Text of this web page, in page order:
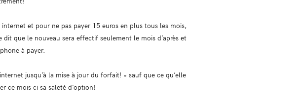
et pour ne pas payer 15 euros en plus tous les mois,
que le nouveau sera effectif seulement le mois d’après et
à payer.
jusqu’à la mise à jour du forfait! » sauf que ce qu’elle
ce mois ci sa saleté d’option!